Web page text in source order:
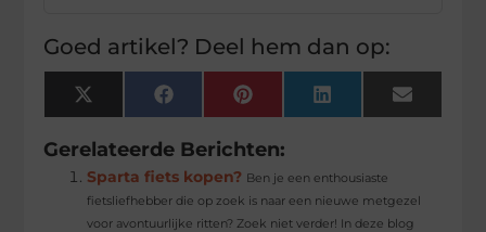
Goed artikel? Deel hem dan op:
X
(Twitter)
FacebookPinterest LinkedIn Email
Gerelateerde Berichten:
Sparta fiets kopen? Ben je een enthousiaste
fietsliefhebber die op zoek is naar een nieuwe metgezel
voor avontuurlijke ritten? Zoek niet verder! In deze blog